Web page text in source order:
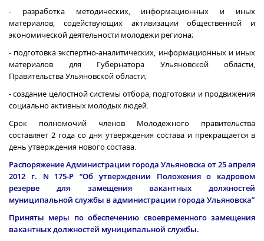
- разработка методических, информационных и иных
материалов, содействующих активизации общественной и
экономической деятельности молодежи региона;
- подготовка экспертно-аналитических, информационных и иных
материалов для Губернатора Ульяновской области,
Правительства Ульяновской области;
- создание целостной системы отбора, подготовки и продвижения
социально активных молодых людей.
Срок полномочий членов Молодежного правительства
составляет 2 года со дня утверждения состава и прекращается в
день утверждения нового состава.
Распоряжение Администрации города Ульяновска от 25 апреля
2012 г. N 175-Р “Об утверждении Положения о кадровом
резерве для замещения вакантных должностей
муниципальной службы в администрации города Ульяновска”
Приняты меры по обеспечению своевременного замещения
вакантных должностей муниципальной службы.